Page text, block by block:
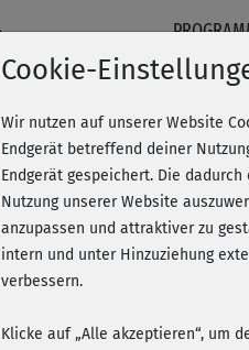
Cookie-
Wir nutzen auf unserer Website
Endgerät betreffend deiner
Endgerät gespeichert. Die
Nutzung unserer Website
anzupassen und attraktiver zu
intern und unter Hinzuziehung
verbessern.
Klicke auf „Alle akzeptieren“, um